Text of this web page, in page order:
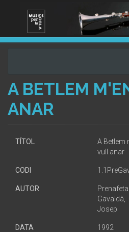
A BETLEM
ANAR
TÍTOL
A Betlem
vull anar
CODI
AUTOR
Prenafeta
Gavaldà,
Josep
DATA 1992